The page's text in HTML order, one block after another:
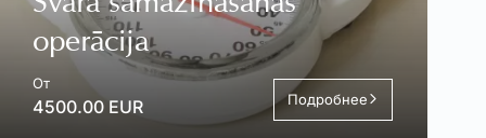
operācija
От
4500.00 EUR Подробнее